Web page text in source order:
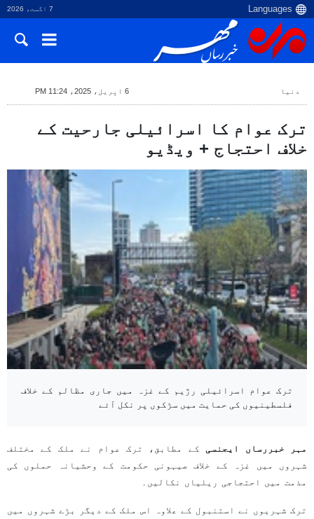
7 اگست، 2026
دنیا 6 اپریل، 2025، 11:24 PM
ترک عوام کا اسرائیلی جارحیت کے
خلاف احتجاج + ویڈیو
ترک عوام اسرائیلی رژیم کے غزہ میں جاری مظالم کے خلاف
فلسطینیوں کی حمایت میں سڑکوں پر نکل آئے
مہر خبررساں ایجنسیکے مطابق، ترک عوام نے ملک کے مختلف
شہروں میں غزہ کے خلاف صیہونی حکومت کے وحشیانہ حملوں کی
مذمت میں احتجاجی ریلیاں نکالیں۔
ترک شہریوں نے استنبول کے علاوہ اس ملک کے دیگر بڑے شہروں میں